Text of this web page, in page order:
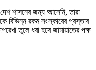
শাসনের জন্য আসেনি, তারা
বিভিন্ন রকম সংস্কারের প্রস্তাব
তুলে ধরা হবে জামায়াতের পক্ষ